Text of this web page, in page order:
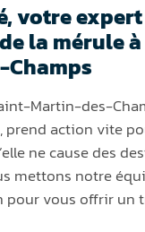
votre
la mérule
Martin-des-
prend action vite
ne cause des
mettons notre
vous offrir un